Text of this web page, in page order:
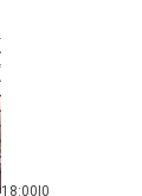
18:00 0